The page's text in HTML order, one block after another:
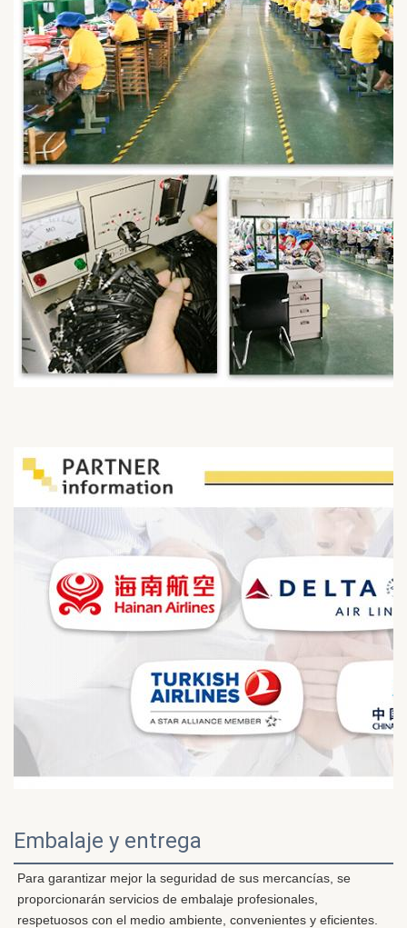
Embalaje y entrega
Para garantizar mejor la seguridad de sus mercancías, se
proporcionarán servicios de embalaje profesionales,
respetuosos con el medio ambiente, convenientes y eficientes.